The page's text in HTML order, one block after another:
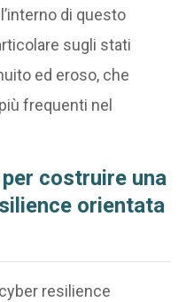
di questo
sugli stati
ed eroso, che
frequenti nel
costruire una
orientata
resilience